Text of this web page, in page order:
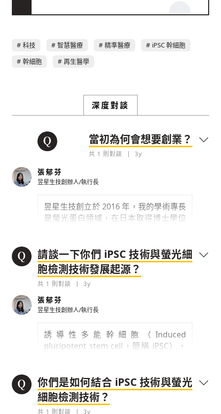
科技 智慧醫療 精準醫療
iPSC 幹細胞
幹細胞
再生醫學
深度對談
當初為何會想要創業？
共 1 則對談 3y
張郁芬
昱星生技創辦人/執行長
昱星生技創立於 2016 年，我的學術專長
是螢光蛋白領域，在日本取得博士學位
牛津攻讀博士、專長為光電化學的鍾敏
玟。我們都有想回台灣，也想結合彼此專
長創業，我們發現IPSC 與螢光細胞檢測
平台商業化的潛力
後，就創立公司了。
檢舉留言
請談一下你們 iPSC 技術與螢光細
胞檢測技術發展起源？
共 1 則對談 3y
張郁芬
昱星生技創辦人/執行長
誘導性多能幹細胞
（Induced
pluripotent stem cell，簡稱 iPSC），
iPSC，在 2007 年又成功做出人類的
iPSC，讓科學家可以複製人類器官或各
種體細胞，以及帶有原始基因特徵的細
你們是如何結合 iPSC 技術與螢光
細胞檢測技術？
共 1 則對談 3y